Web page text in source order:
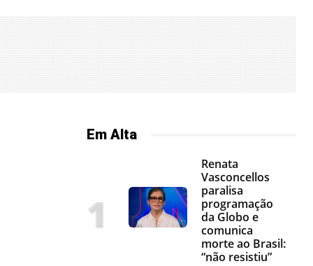
Em Alta
Renata
Vasconcellos
paralisa
programação
da Globo e
comunica
morte ao Brasil:
“não resistiu”